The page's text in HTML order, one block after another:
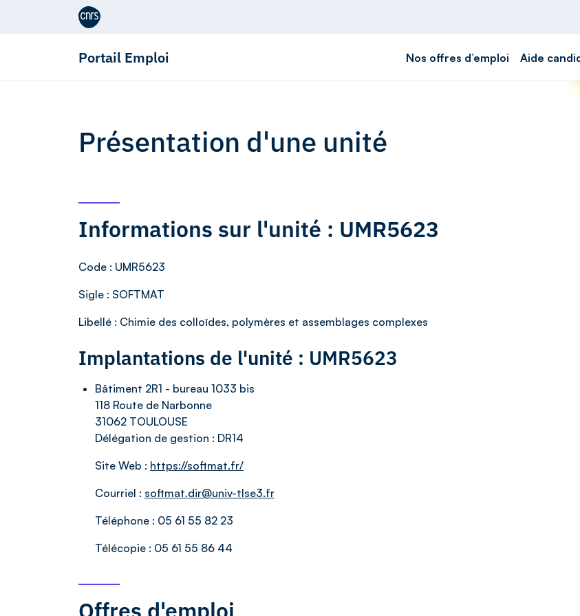
Aller au contenu
Portail Emploi Nos offres d’emploi Aide
Présentation d'une unité
Informations sur l'unité : UMR5623
Code : UMR5623
Sigle : SOFTMAT
Libellé : Chimie des colloïdes, polymères et assemblages complexes
Implantations de l'unité : UMR5623
Bâtiment 2R1 - bureau 1033 bis
118 Route de Narbonne
31062 TOULOUSE
Délégation de gestion : DR14
Site Web : https://softmat.fr/
Courriel : softmat.dir@univ-tlse3.fr
Téléphone : 05 61 55 82 23
Télécopie : 05 61 55 86 44